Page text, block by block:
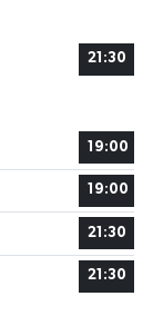
21:30
19:00
19:00
21:30
21:30